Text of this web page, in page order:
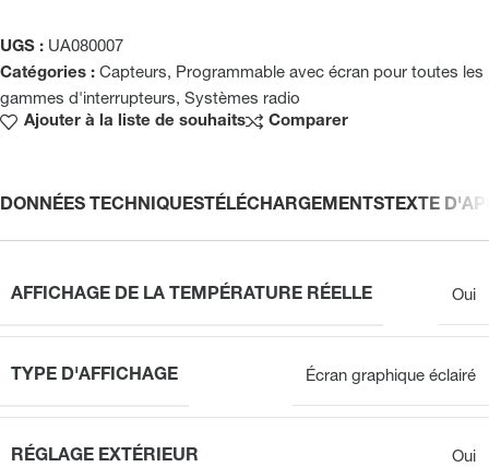
UGS : UA080007
Catégories : Capteurs, Programmable avec écran pour toutes les
gammes d'interrupteurs, Systèmes radio
Ajouter à la liste de souhaits
Comparer
DONNÉES TECHNIQUESTÉLÉCHARGEMENTSTEXTE
AFFICHAGE DE LA TEMPÉRATURE RÉELLE Oui
TYPE D'AFFICHAGE Écran graphique éclairé
RÉGLAGE EXTÉRIEUR Oui